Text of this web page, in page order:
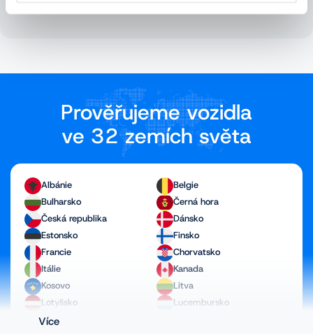
Prověřujeme vozidla
ve 32 zemích světa
Albánie
Belgie
Bulharsko
Černá hora
Česká republika
Dánsko
Estonsko
Finsko
Francie
Chorvatsko
Itálie
Kanada
Kosovo
Litva
Lotyšsko
Lucembursko
Maďarsko
Více